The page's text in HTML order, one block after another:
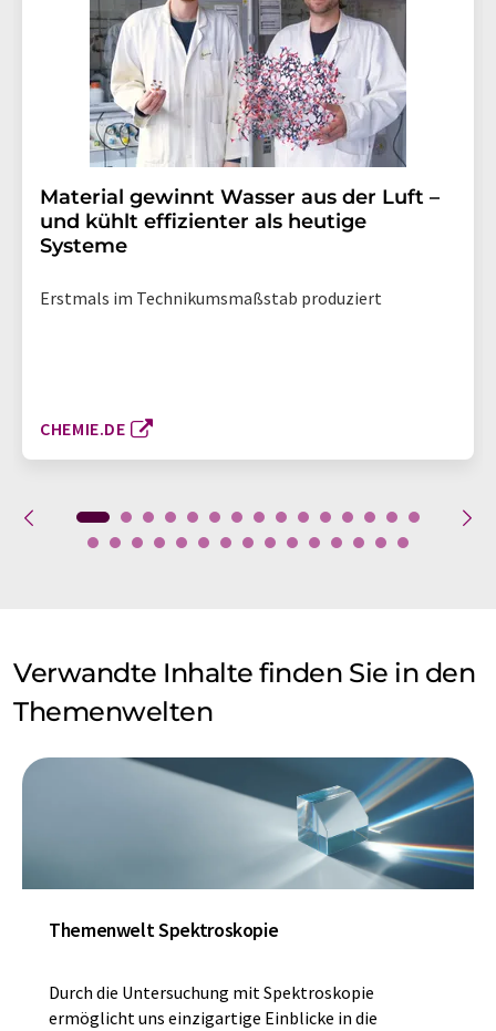
Material gewinnt Wasser aus der Luft –
und kühlt effizienter als heutige
Systeme
Erstmals im Technikumsmaßstab produziert
CHEMIE.DE
Verwandte Inhalte finden Sie in den
Themenwelten
Themenwelt Spektroskopie
Durch die Untersuchung mit Spektroskopie
ermöglicht uns einzigartige Einblicke in die